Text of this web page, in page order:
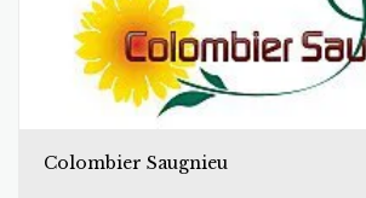
Colombier Saugnieu